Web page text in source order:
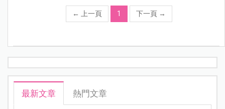
← 上一頁 1 下一頁 →
最新文章 熱門文章